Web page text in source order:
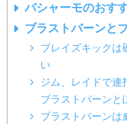
バシャーモのおす
ブラストバーンと
ブレイズキックは
い
ジム、レイドで連
ブラストバーンと
ブラストバーンは